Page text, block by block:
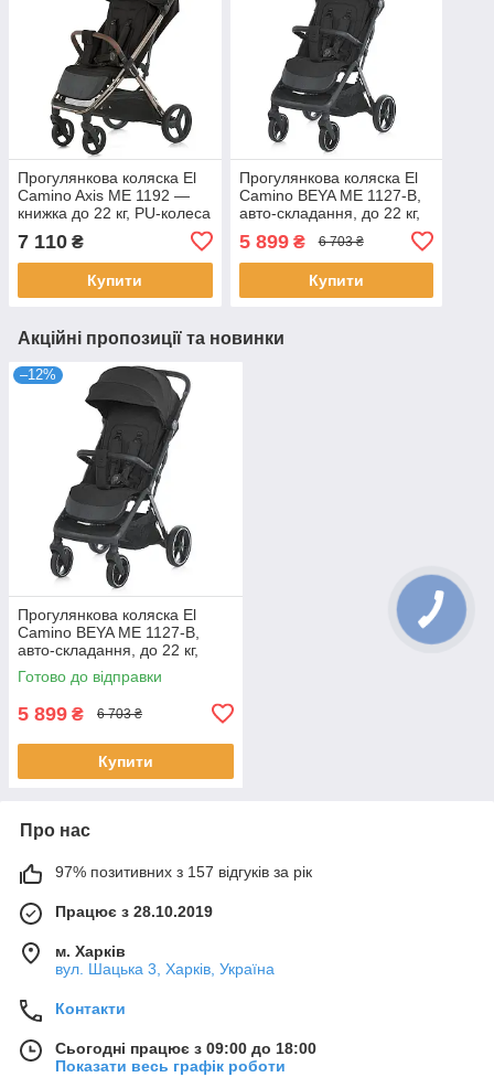
Прогулянкова коляска El
Camino Axis ME 1192 —
книжка до 22 кг, PU‑колеса
з амортизацією, капюшон
UPF50
7 110 ₴
Купити
Прогулянкова коляска El
Camino BEYA ME 1127-B,
авто-складання, до 22 кг,
17.5/22.5 см, глибокий
капюшон
5 899₴ 6 703 ₴
Купити
Акційні пропозиції та новинки
–12%
Прогулянкова коляска El
Camino BEYA ME 1127-B,
авто-складання, до 22 кг,
великі PU-колеса 17.5/22.5
см, глибокий капюшон
Готово до відправки
5 899 ₴ 6 703 ₴
Купити
Про нас
97% позитивних з 157 відгуків за рік
Працює з 28.10.2019
м. Харків
вул. Шацька 3, Харків, Україна
Контакти
Сьогодні працює з 09:00 до 18:00
Показати весь графік роботи